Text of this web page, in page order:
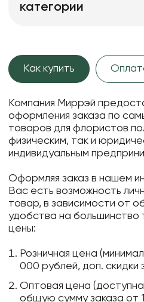
категории
Как купить
Компания Миррэй
оформления заказа по
товаров для флористов
физическим, так и
индивидуальным
Оформляя заказ в нашем
Вас есть возможность
товар, в зависимости от
удобства на большинство
цены:
Розничная цена
000 рублей, доп. скидки
Оптовая цена
общую сумму заказа от